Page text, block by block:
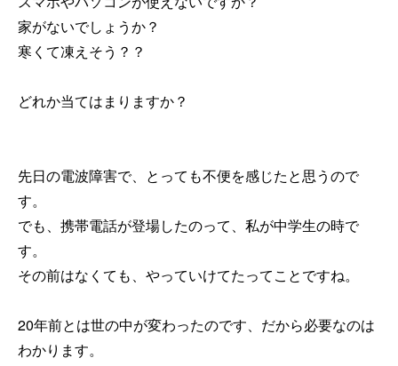
家がないでしょうか？
寒くて凍えそう？？
どれか当てはまりますか？
先日の電波障害で、とっても不便を感じたと思うので
す。
でも、携帯電話が登場したのって、私が中学生の時で
す。
その前はなくても、やっていけてたってことですね。
20年前とは世の中が変わったのです、だから必要なのは
わかります。